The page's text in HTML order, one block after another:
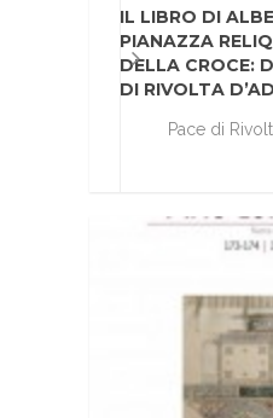
IL LIBRO DI
PIANAZZA
DELLA CROCE:
DI RIVOLTA
Pace di